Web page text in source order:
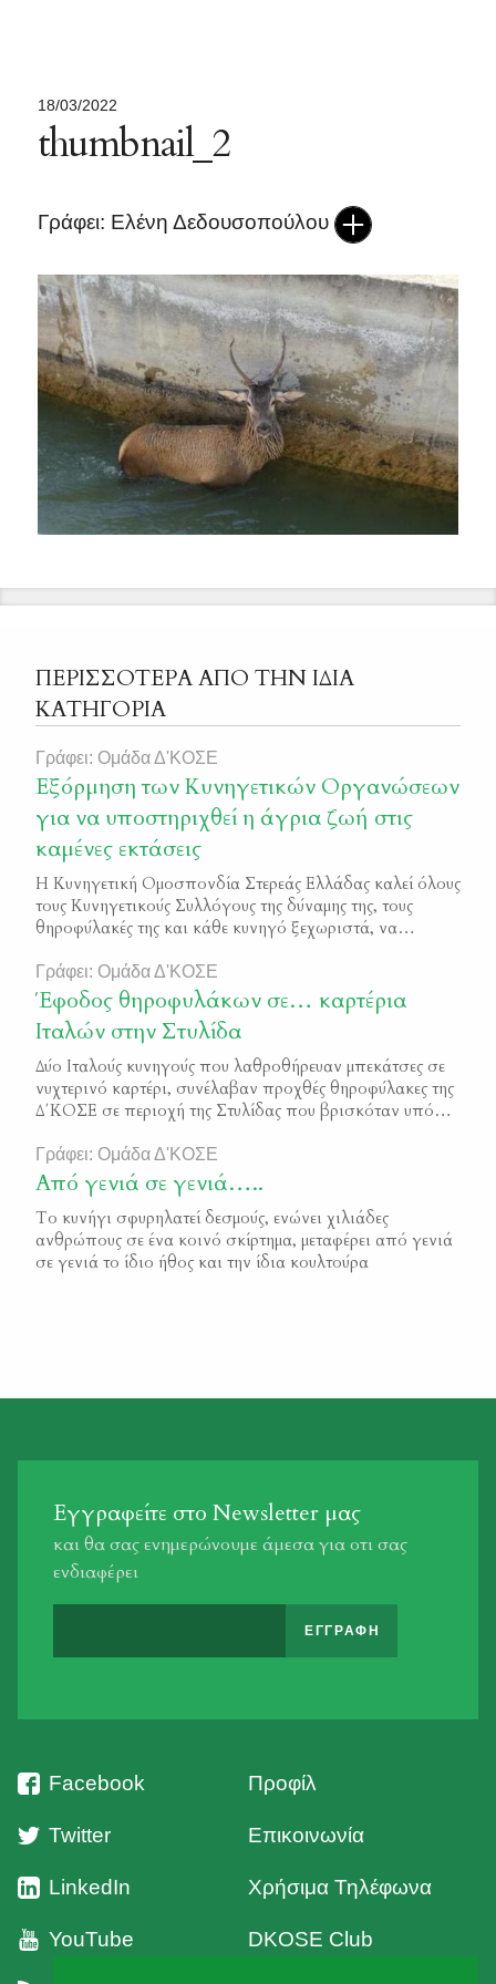
18/03/2022
thumbnail_2
Γράφει: Ελένη Δεδουσοπούλου
ΠΕΡΙΣΣΟΤΕΡΑ ΑΠΟ ΤΗΝ ΙΔΙΑ
ΚΑΤΗΓΟΡΙΑ
Γράφει: Ομάδα Δ'ΚΟΣΕ
Εξόρμηση των Κυνηγετικών Οργανώσεων
για να υποστηριχθεί η άγρια ζωή στις
καμένες εκτάσεις
Η Κυνηγετική Ομοσπονδία Στερεάς Ελλάδας καλεί όλους
τους Κυνηγετικούς Συλλόγους της δύναμης της, τους
θηροφύλακές της και κάθε κυνηγό ξεχωριστά, να
προσπάθεια για την αντιμετώπιση των δασικών
πυρκαγιών, εκφράζει την ευγνωμοσύνη της προς όλους
εκείνους τους εθελοντές – κυνηγούς που συσπειρώθηκαν
γύρω από την κοινή προσπάθεια να […]
Γράφει: Ομάδα Δ'ΚΟΣΕ
Έφοδος θηροφυλάκων σε… καρτέρια
Ιταλών στην Στυλίδα
Δύο Ιταλούς κυνηγούς που λαθροθήρευαν μπεκάτσες σε
νυχτερινό καρτέρι, συνέλαβαν προχθές θηροφύλακες της
Δ΄ΚΟΣΕ σε περιοχή της Στυλίδας που βρισκόταν υπό
παραβάτες ήταν μέρος ενός ευρύτερου γκρουπ 10 περίπου
ατόμων από την γειτονική χώρα, που αργά το απόγευμα
άρχισαν να κινούνται σε «σεσημασμένες» τοποθεσίες της
περιοχής, ιδανικές για το απογευματινό […]
Γράφει: Ομάδα Δ'ΚΟΣΕ
Από γενιά σε γενιά…..
Το κυνήγι σφυρηλατεί δεσμούς, ενώνει χιλιάδες
ανθρώπους σε ένα κοινό σκίρτημα, μεταφέρει από γενιά
σε γενιά το ίδιο ήθος και την ίδια κουλτούρα
Εγγραφείτε στο Newsletter μας
και θα σας ενημερώνουμε άμεσα για οτι σας
ενδιαφέρει
Facebook
Twitter
LinkedIn
YouTube
Προφίλ
Επικοινωνία
Χρήσιμα Τηλέφωνα
DKOSE Club